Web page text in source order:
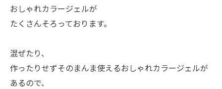
おしゃれカラージェルが
たくさんそろっております。
混ぜたり、
作ったりせずそのまんま使えるおしゃれカラージェルが
あるので、